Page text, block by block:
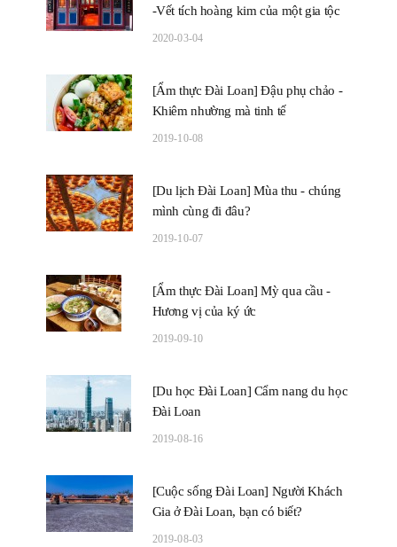
-Vết tích hoàng kim của một gia tộc
2020-03-04
[Ẩm thực Đài Loan] Đậu phụ chảo -
Khiêm nhường mà tinh tế
2019-10-08
[Du lịch Đài Loan] Mùa thu - chúng
mình cùng đi đâu?
2019-10-07
[Ẩm thực Đài Loan] Mỳ qua cầu -
Hương vị của ký ức
2019-09-10
[Du học Đài Loan] Cẩm nang du học
Đài Loan
2019-08-16
[Cuộc sống Đài Loan] Người Khách
Gia ở Đài Loan, bạn có biết?
2019-08-03